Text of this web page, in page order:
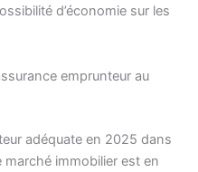
d’économie sur les
emprunteur au
adéquate en 2025 dans
marché immobilier est en